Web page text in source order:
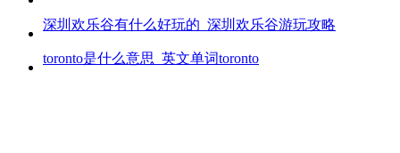
深圳欢乐谷有什么好玩的_深圳欢乐谷游玩攻略
toronto是什么意思_英文单词toronto